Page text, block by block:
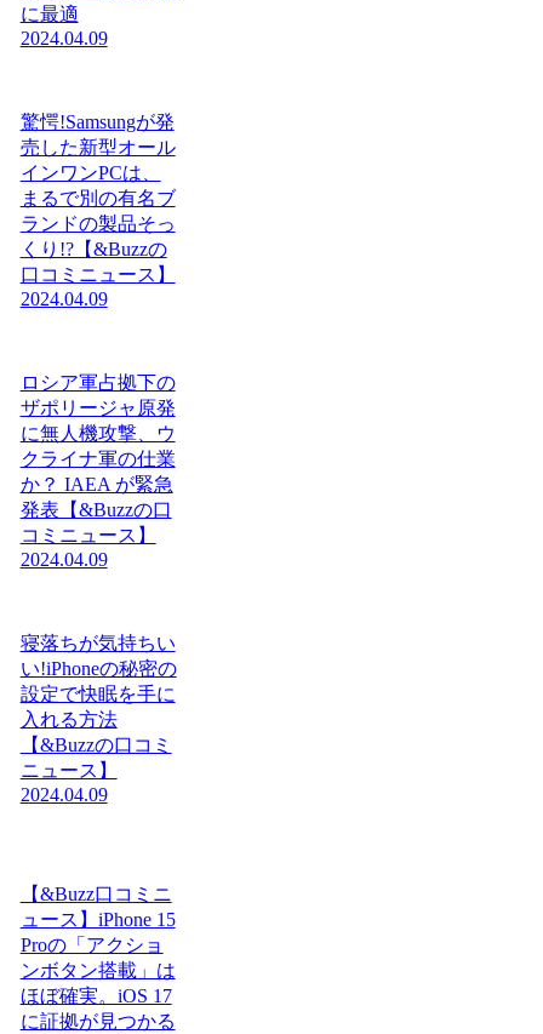
に最適
2024.04.09
驚愕!Samsungが発
売した新型オール
インワンPCは、
まるで別の有名ブ
ランドの製品そっ
くり!?【&Buzzの
口コミニュース】
2024.04.09
ロシア軍占拠下の
ザポリージャ原発
に無人機攻撃、ウ
クライナ軍の仕業
か？ IAEA が緊急
発表【&Buzzの口
コミニュース】
2024.04.09
寝落ちが気持ちい
い!iPhoneの秘密の
設定で快眠を手に
入れる方法
【&Buzzの口コミ
ニュース】
2024.04.09
【&Buzz口コミニ
ュース】iPhone 15
Proの「アクショ
ンボタン搭載」は
ほぼ確実。iOS 17
に証拠が見つかる